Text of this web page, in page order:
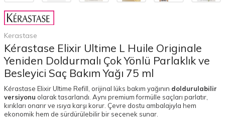
Kerastase
Kérastase Elixir Ultime L Huile Originale
Yeniden Doldurmalı Çok Yönlü Parlaklık ve
Besleyici Saç Bakım Yağı 75 ml
Kérastase Elixir Ultime Refill, orijinal lüks bakım yağının doldurulabilir
versiyonu olarak tasarlandı. Aynı premium formülle saçları parlatır,
kırıkları onarır ve ısıya karşı korur. Çevre dostu ambalajıyla hem
ekonomik hem de sürdürülebilir bir seçenek sunar.